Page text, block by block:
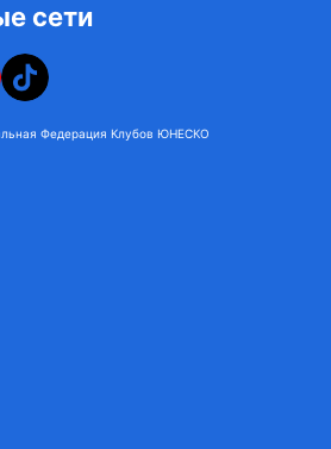
сети
Федерация Клубов ЮНЕСКО